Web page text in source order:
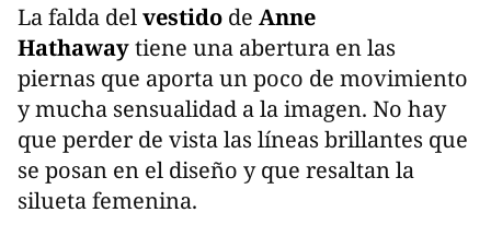
La falda delvestido de Anne
Hathawaytiene una abertura en las
piernas que aporta un poco de movimiento
y mucha sensualidad a la imagen. No hay
que perder de vista las líneas brillantes que
se posan en el diseño y que resaltan la
silueta femenina.